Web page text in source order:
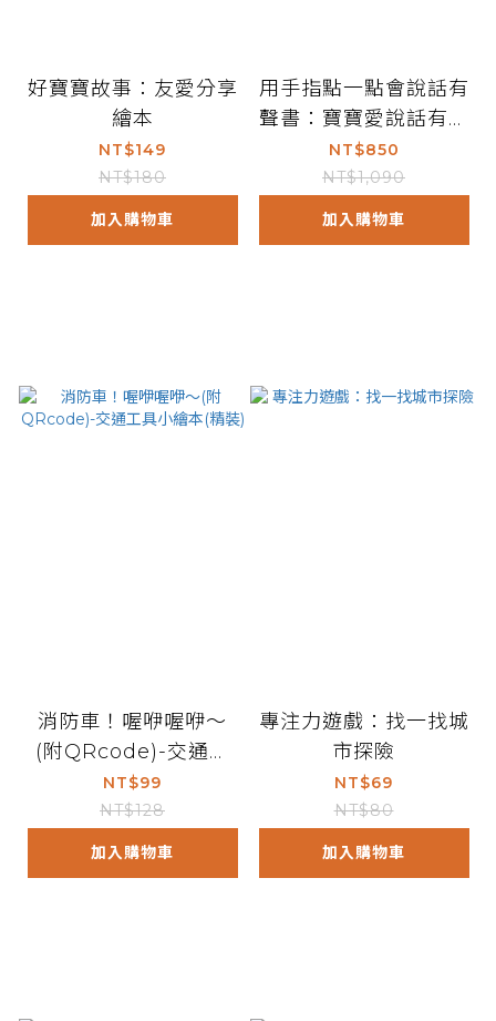
好寶寶故事：友愛分享
繪本
NT$149
NT$180
加入購物車
用手指點一點會說話有
聲書：寶寶愛說話有聲
認字圖卡（點點書4）
NT$850
NT$1,090
加入購物車
消防車！喔咿喔咿～
(附QRcode)-交通工
具小繪本(精裝)
NT$99
NT$128
加入購物車
專注力遊戲：找一找城
市探險
NT$69
NT$80
加入購物車